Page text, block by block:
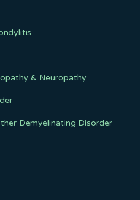
& Neuropathy
Demyelinating Disorder